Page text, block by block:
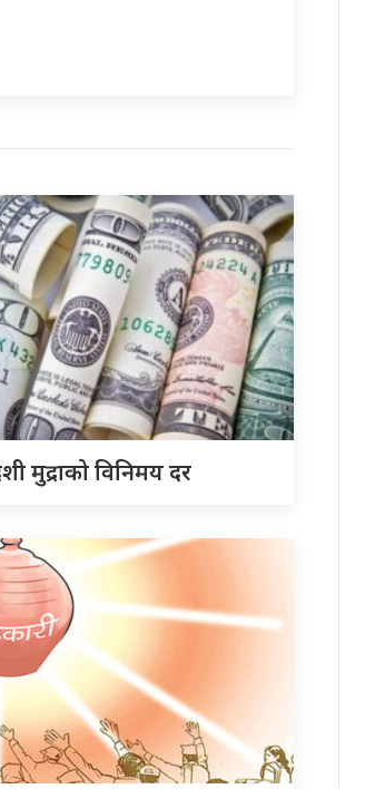
मुद्राको विनिमय दर